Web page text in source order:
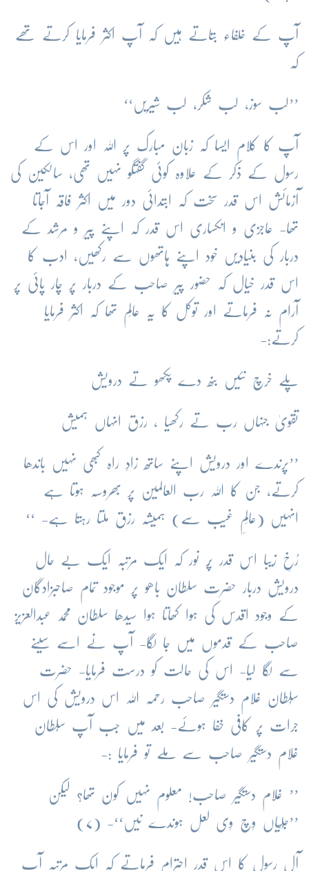
آپ کے خلفاء بتاتے ہیں کہ آپ اکثر فرمایا کرتے تھے
کہ
’’لب سوز، لب شکر، لب شیریں‘‘
آپ کا کلام ایسا کہ زبان مبارک پر اللہ اور اس کے
رسول کے ذکر کے علاوہ کوئی گفتگو نہیں تھی، سالکین کی
آزمائش اس قدر سخت کہ ابتدائی دور میں اکثر فاقہ آجاتا
تھا- عاجزی و انکساری اس قدر کہ اپنے پیر و مرشد کے
دربار کی بنیادیں خود اپنے ہاتھوں سے رکھیں، ادب کا
اس قدر خیال کہ حضور پیر صاحب کے دربار پر چار پائی پر
آرام نہ فرماتے اور توکل کا یہ عالَم تھا کہ اکثر فرمایا
کرتے:-
پلے خرچ نئیں بنھ دے پکھو تے درویش
تقویٰ جنہاں رب تے رکھیا ، رزق انہاں ہمیش
’’پرندے اور درویش اپنے ساتھ زادِ راہ کبھی نہیں باندھا
کرتے، جن کا اللہ رب العالمین پر بھروسہ ہوتا ہے
انہیں (عالَمِ غیب سے) ہمیشہ رزق ملتا رہتا ہے- ‘‘
رُخِ زیبا اس قدر پُر نور کہ ایک مرتبہ ایک بے حال
درویش دربار حضرت سلطان باھو پر موجود تمام صاحبزادگان
کے وجود اقدس کی ہوا کھاتا ہوا سیدھا سلطان محمد عبدالعزیز
صاحب کے قدموں میں جا لگا- آپ نے اسے سینے
سے لگا لیا- اس کی حالت کو درست فرمایا- حضرت
سُلطان غلام دستگیر صاحب رحمہ اللہ اس درویش کی اس
جرات پر کافی خفا ہوئے- بعد میں جب آپ سُلطان
غلام دستگیر صاحب سے ملے تو فرمایا :-
’’ غلام دستگیر صاحب! معلوم نہیں کون تھا؟ لیکن
’’جُلّیاں وِچ وِی لعل ہوندے نیں‘‘- (۷)
آل رسول کا اس قدر احترام فرماتے کہ ایک مرتبہ آپ